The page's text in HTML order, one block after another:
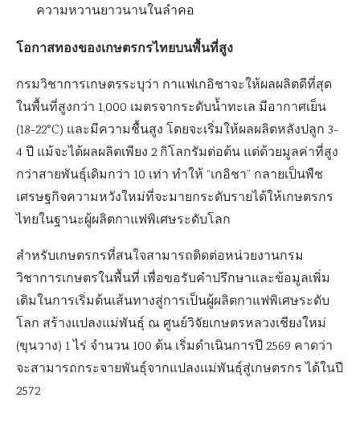
ความหวานยาวนานในลำคอ
โอกาสทองของเกษตรกรไทยบนพื้นที่สูง
กรมวิชาการเกษตรระบุว่า กาแฟเกอิชาจะให้ผลผลิตดีที่สุด
ในพื้นที่สูงกว่า 1,000 เมตรจากระดับน้ำทะเล มีอากาศเย็น
(18-22°C) และมีความชื้นสูง โดยจะเริ่มให้ผลผลิตหลังปลูก 3-
4 ปี แม้จะได้ผลผลิตเพียง 2 กิโลกรัมต่อต้น แต่ด้วยมูลค่าที่สูง
กว่าสายพันธุ์เดิมกว่า 10 เท่า ทำให้ “เกอิชา” กลายเป็นพืช
เศรษฐกิจความหวังใหม่ที่จะมายกระดับรายได้ให้เกษตรกร
ไทยในฐานะผู้ผลิตกาแฟพิเศษระดับโลก
สำหรับเกษตรกรที่สนใจสามารถติดต่อหน่วยงานกรม
วิชาการเกษตรในพื้นที่ เพื่อขอรับคำปรึกษาและข้อมูลเพิ่ม
เติมในการเริ่มต้นเส้นทางสู่การเป็นผู้ผลิตกาแฟพิเศษระดับ
โลก สร้างแปลงแม่พันธุ์ ณ ศูนย์วิจัยเกษตรหลวงเชียงใหม่
(ขุนวาง) 1 ไร่ จำนวน 100 ต้น เริ่มดำเนินการปี 2569 คาดว่า
จะสามารถกระจายพันธุ์จากแปลงแม่พันธุ์สู่เกษตรกร ได้ในปี
2572